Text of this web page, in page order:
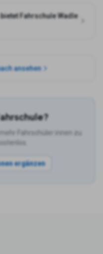
Fahrschule Wadle
ansehen
Fahrschüler:innen zu
ergänzen